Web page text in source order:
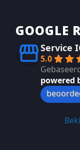
GOOGLE
Service
5.0
powered